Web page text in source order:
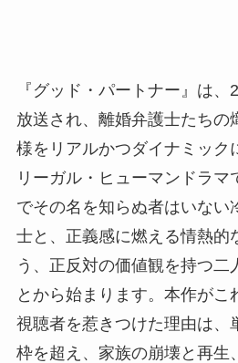
『グッド・パートナー』は
放送され、離婚弁護士たちの
様をリアルかつダイナミック
リーガル・ヒューマンドラマ
でその名を知らぬ者はいない
士と、正義感に燃える情熱的
う、正反対の価値観を持つ二
とから始まります。本作がこ
視聴者を惹きつけた理由は、
枠を超え、家族の崩壊と再生